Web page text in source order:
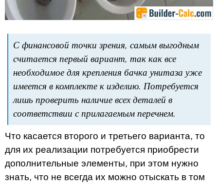
С финансовой точки зрения, самым выгодным
считается первый вариант, так как все
необходимое для крепления бачка унитаза уже
имеется в комплекте к изделию. Потребуется
лишь проверить наличие всех деталей в
соответствии с прилагаемым перечнем.
Что касается второго и третьего варианта, то
для их реализации потребуется приобрести
дополнительные элементы, при этом нужно
знать, что не всегда их можно отыскать в том